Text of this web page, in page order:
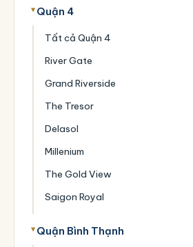
Quận 4
Tất cả Quận 4
River Gate
Grand Riverside
The Tresor
Delasol
Millenium
The Gold View
Saigon Royal
Quận Bình Thạnh